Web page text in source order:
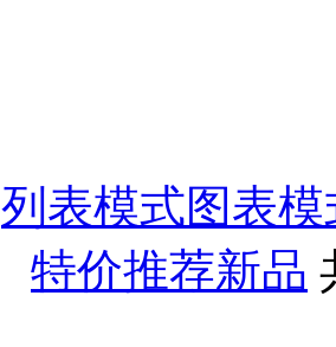
列表模式图表模
特价推荐新品